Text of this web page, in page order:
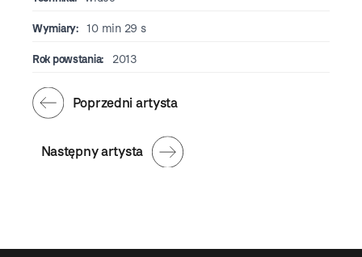
Wymiary: 10 min 29 s
Rok powstania: 2013
Następny artysta
Poprzedni artysta